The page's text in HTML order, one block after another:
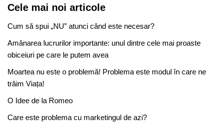
Cele mai noi articole
Cum să spui „NU” atunci când este necesar?
Amânarea lucrurilor importante: unul dintre cele mai proaste
obiceiuri pe care le putem avea
Moartea nu este o problemă! Problema este modul în care ne
trăim Viața!
O Idee de la Romeo
Care este problema cu marketingul de azi?